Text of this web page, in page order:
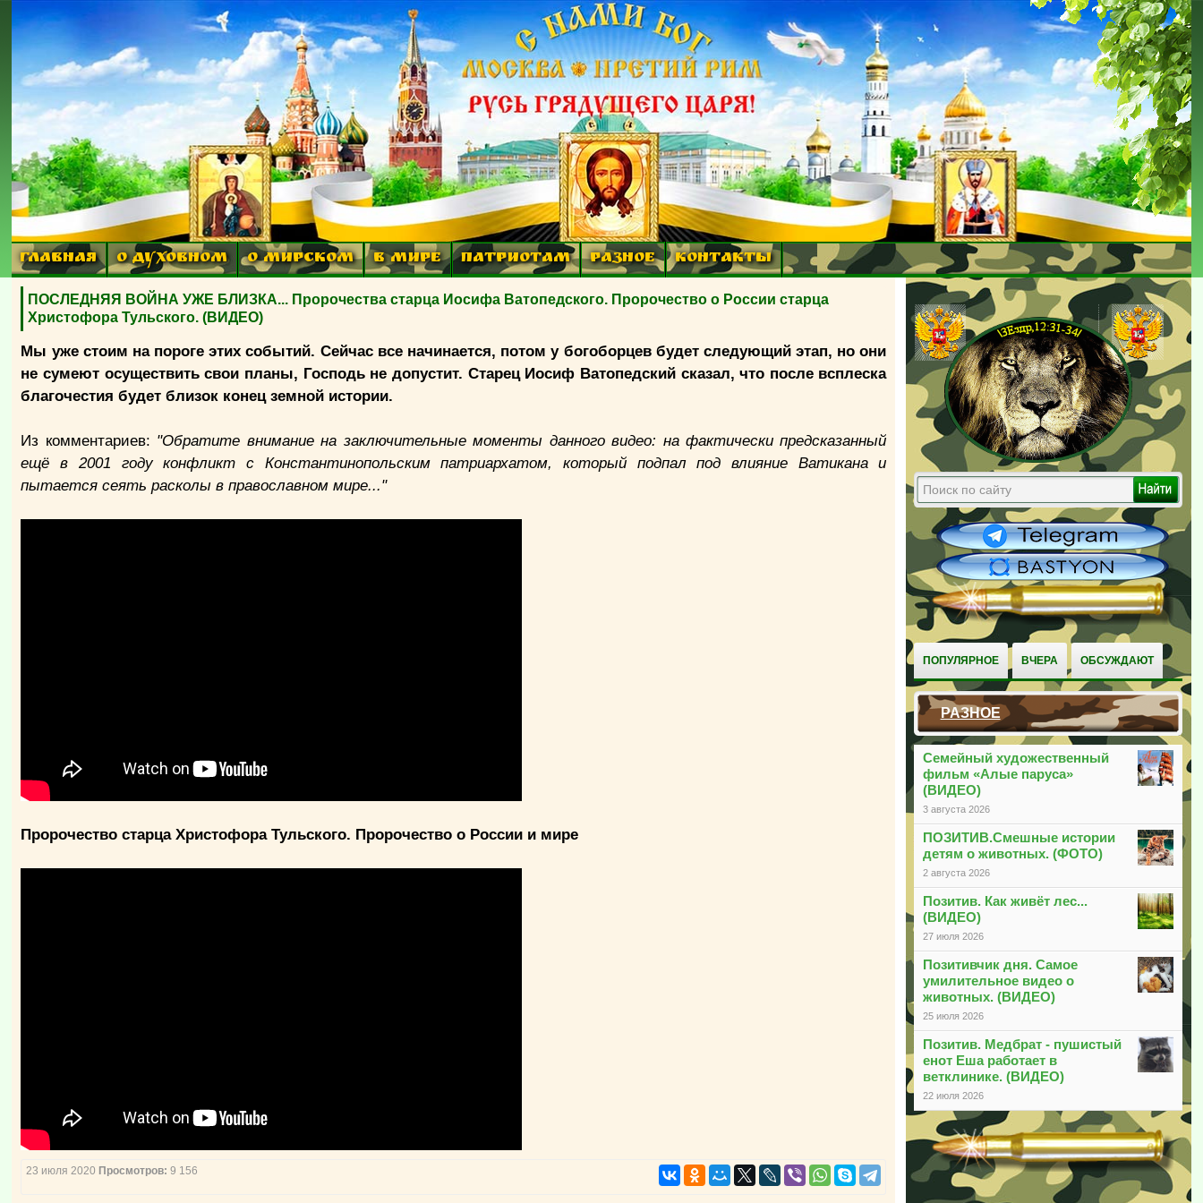
ГЛАВНАЯ О ДУХОВНОМ О МИРСКОМ В МИРЕ ПАТРИОТАМ РАЗНОЕ КОНТАКТЫ
ПОПУЛЯРНОЕ ВЧЕРА ОБСУЖДАЮТ
РАЗНОЕ
Семейный художественный
фильм «Алые паруса»
(ВИДЕО)
3 августа 2026
ПОЗИТИВ.Смешные истории
детям о животных. (ФОТО)
2 августа 2026
Позитив. Как живёт лес...
(ВИДЕО)
27 июля 2026
Позитивчик дня. Самое
умилительное видео о
животных. (ВИДЕО)
25 июля 2026
Позитив. Медбрат - пушистый
енот Еша работает в
ветклинике. (ВИДЕО)
22 июля 2026
ПОСЛЕДНЯЯ ВОЙНА УЖЕ БЛИЗКА... Пророчества старца Иосифа Ватопедского. Пророчество о России старца
Христофора Тульского. (ВИДЕО)
Мы уже стоим на пороге этих событий. Сейчас все начинается, потом у богоборцев будет следующий этап, но они
не сумеют осуществить свои планы, Господь не допустит. Старец Иосиф Ватопедский сказал, что после всплеска
благочестия будет близок конец земной истории.
Из комментариев: "Обратите внимание на заключительные моменты данного видео: на фактически предсказанный
ещё в 2001 году конфликт с Константинопольским патриархатом, который подпал под влияние Ватикана и
пытается сеять расколы в православном мире..."
Пророчество старца Христофора Тульского. Пророчество о России и мире
23 июля 2020 Просмотров: 9 156